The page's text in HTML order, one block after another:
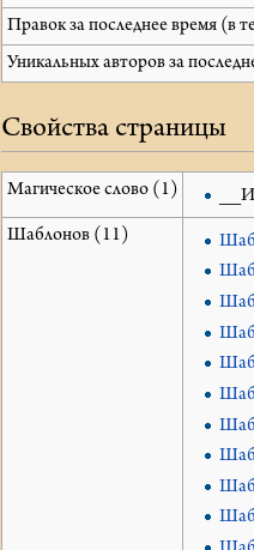
Правок за последнее время (в
Уникальных авторов за
Свойства страницы
Магическое слово (1)
Шаблонов (11)